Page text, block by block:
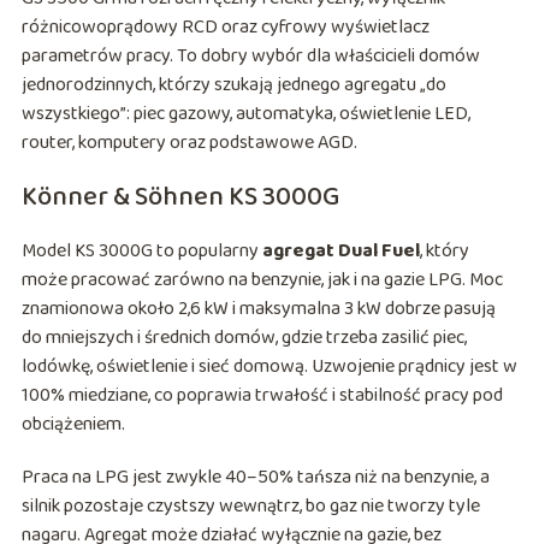
różnicowoprądowy RCD oraz cyfrowy wyświetlacz
parametrów pracy. To dobry wybór dla właścicieli domów
jednorodzinnych, którzy szukają jednego agregatu „do
wszystkiego”: piec gazowy, automatyka, oświetlenie LED,
router, komputery oraz podstawowe AGD.
Könner & Söhnen KS 3000G
Model KS 3000G to popularny agregat Dual Fuel, który
może pracować zarówno na benzynie, jak i na gazie LPG. Moc
znamionowa około 2,6 kW i maksymalna 3 kW dobrze pasują
do mniejszych i średnich domów, gdzie trzeba zasilić piec,
lodówkę, oświetlenie i sieć domową. Uzwojenie prądnicy jest w
100% miedziane, co poprawia trwałość i stabilność pracy pod
obciążeniem.
Praca na LPG jest zwykle 40–50% tańsza niż na benzynie, a
silnik pozostaje czystszy wewnątrz, bo gaz nie tworzy tyle
nagaru. Agregat może działać wyłącznie na gazie, bez